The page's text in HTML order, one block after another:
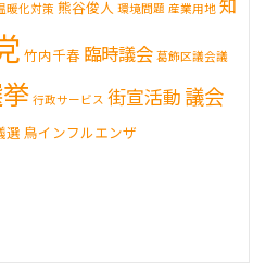
暖化対策 熊谷俊人 環境問題 産業用地 知
竹内千春 臨時議会 葛飾区議会議
行政サービス 街宣活動 議会
選 鳥インフルエンザ